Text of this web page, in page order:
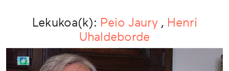
Lekukoa(k): Peio Jaury , Henri
Uhaldeborde